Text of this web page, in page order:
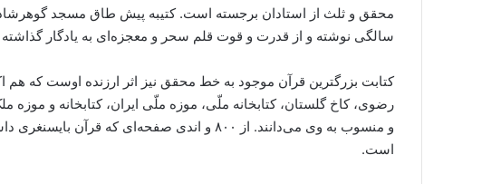
سالگی نوشته و از قدرت و قوت قلم سحر و معجزه‌ای به یادگار
کتابت بزرگترین قرآن موجود به خط محقق نیز اثر ارزنده اوست که
رضوی، کاخ گلستان، کتابخانه ملّی، موزه ملّی ایران، کتابخانه و
است.